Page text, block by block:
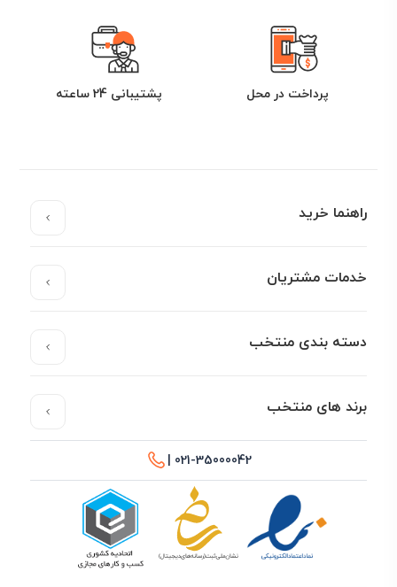
پرداخت در محل پشتیبانی 24 ساعته
راهنما خرید
خدمات مشتریان
دسته بندی منتخب
برند های منتخب
021-35000042 |